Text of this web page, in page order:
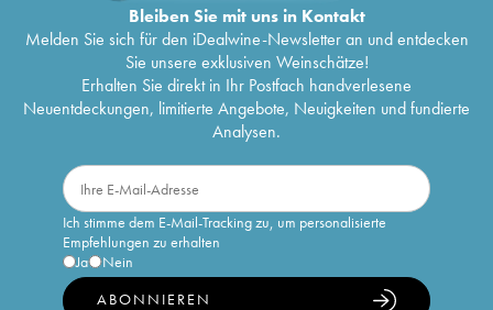
Bleiben Sie mit uns in Kontakt
Melden Sie sich für den iDealwine-Newsletter an und entdecken
Sie unsere exklusiven Weinschätze!
Erhalten Sie direkt in Ihr Postfach handverlesene
Neuentdeckungen, limitierte Angebote, Neuigkeiten und fundierte
Analysen.
Ich stimme dem E-Mail-Tracking zu, um personalisierte
Empfehlungen zu erhalten
Ja
Nein
ABONNIEREN